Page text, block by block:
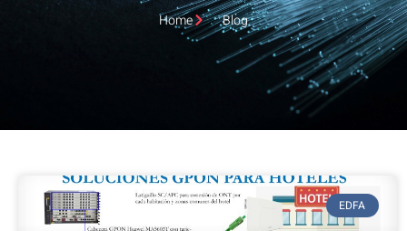
Home Blog
EDFA